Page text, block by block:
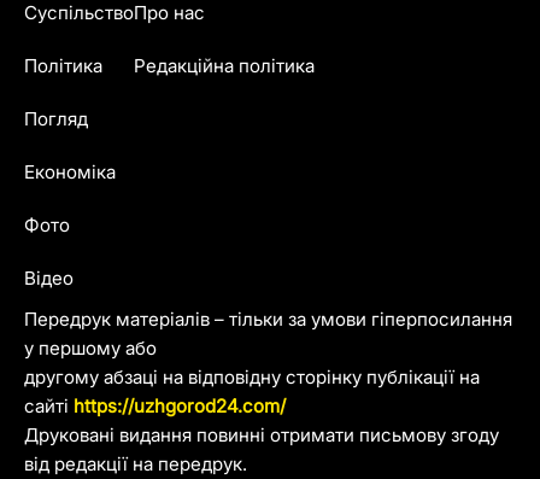
Передрук матеріалів – тільки за умови гіперпосилання
у першому або
другому абзаці на відповідну сторінку публікації на
сайті https://uzhgorod24.com/
Друковані видання повинні отримати письмову згоду
від редакції на передрук.
Суспільство
Політика
Погляд
Економіка
Фото
Відео
Про нас
Редакційна політика